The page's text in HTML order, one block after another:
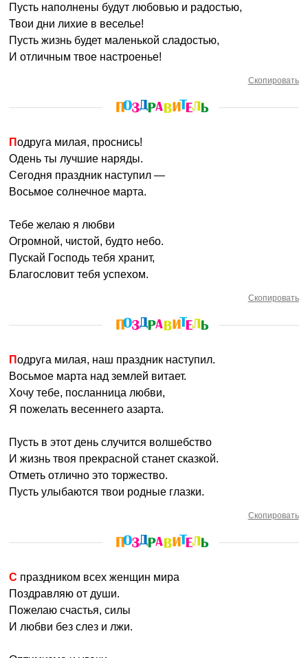
Пусть наполнены будут любовью и радостью,
Твои дни лихие в веселье!
Пусть жизнь будет маленькой сладостью,
И отличным твое настроенье!
Скопировать
Подруга милая, проснись!
Одень ты лучшие наряды.
Сегодня праздник наступил —
Восьмое солнечное марта.
Тебе желаю я любви
Огромной, чистой, будто небо.
Пускай Господь тебя хранит,
Благословит тебя успехом.
Скопировать
Подруга милая, наш праздник наступил.
Восьмое марта над землей витает.
Хочу тебе, посланница любви,
Я пожелать весеннего азарта.
Пусть в этот день случится волшебство
И жизнь твоя прекрасной станет сказкой.
Отметь отлично это торжество.
Пусть улыбаются твои родные глазки.
Скопировать
С праздником всех женщин мира
Поздравляю от души.
Пожелаю счастья, силы
И любви без слез и лжи.